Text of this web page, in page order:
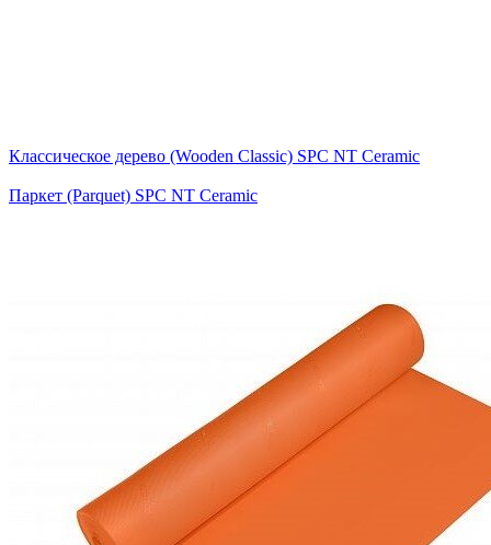
Классическое дерево (Wooden Classic) SPC NT Ceramic
Паркет (Parquet) SPC NT Ceramic